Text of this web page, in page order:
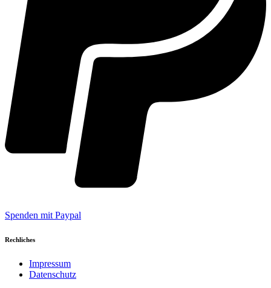
Spenden mit Paypal
Rechliches
Impressum
Datenschutz